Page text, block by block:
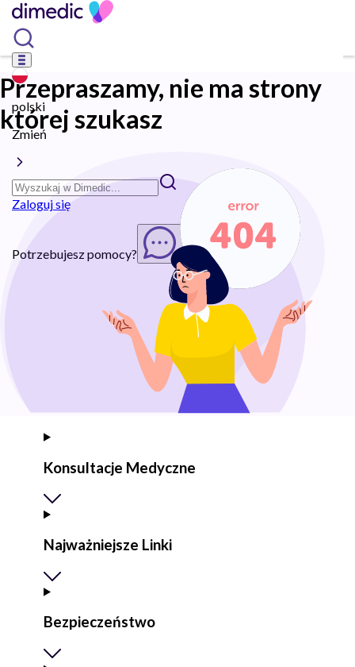
polski
Zmień
Zaloguj się
Potrzebujesz pomocy? Rozpocznij chat
Przepraszamy, nie ma strony
której szukasz
Konsultacje Medyczne
Najważniejsze Linki
Bezpieczeństwo